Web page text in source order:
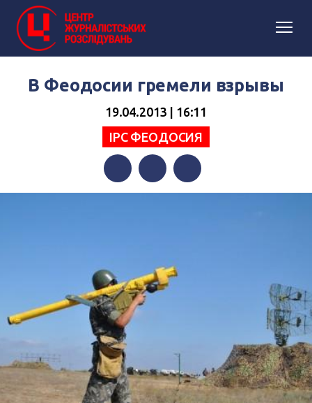
В Феодосии гремели взрывы
19.04.2013 | 16:11
IPC ФЕОДОСИЯ
FacebookTwitterTelegram